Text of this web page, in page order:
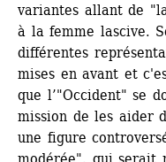
variantes allant de
à la femme lascive.
différentes
mises en avant et
que l’"Occident" se
mission de les aider
une figure
modérée", qui serait